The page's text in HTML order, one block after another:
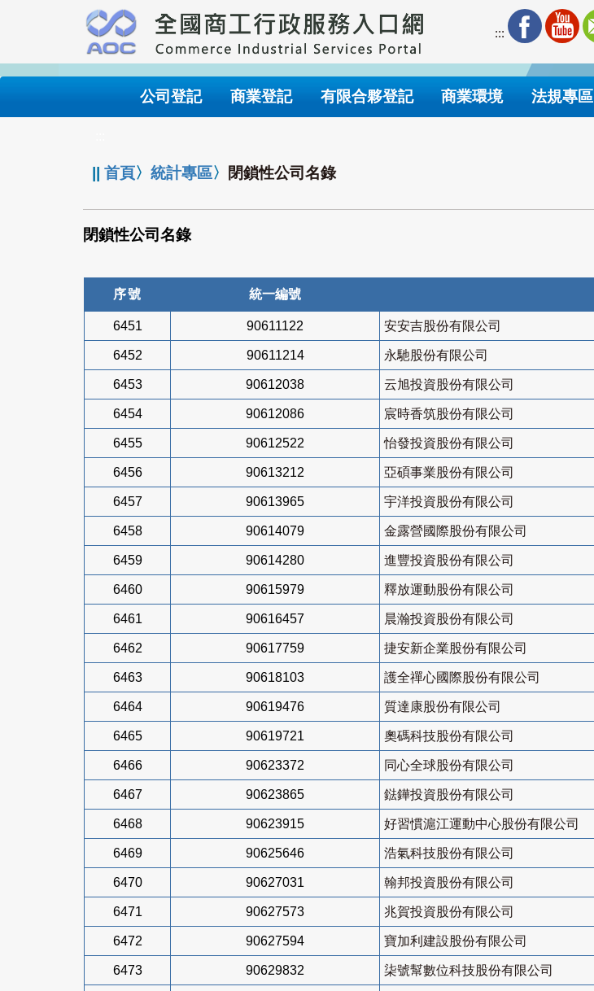
要
內
:::
公司登記 商業登記 有限合夥登記 商業環境 法規專區
||首頁〉統計專區〉 閉鎖性公司名錄
閉鎖性公司名錄
序號 統一編號
6451 90611122 安安吉股份有限公司
6452 90611214 永馳股份有限公司
6453 90612038 云旭投資股份有限公司
6454 90612086 宸時香筑股份有限公司
6455 90612522 怡發投資股份有限公司
6456 90613212 亞碩事業股份有限公司
6457 90613965 宇洋投資股份有限公司
6458 90614079 金露營國際股份有限公司
6459 90614280 進豐投資股份有限公司
6460 90615979 釋放運動股份有限公司
6461 90616457 晨瀚投資股份有限公司
6462 90617759 捷安新企業股份有限公司
6463 90618103 護全禪心國際股份有限公司
6464 90619476 質達康股份有限公司
6465 90619721 奧碼科技股份有限公司
6466 90623372 同心全球股份有限公司
6467 90623865 鍅鏵投資股份有限公司
6468 90623915 好習慣滬江運動中心股份有限公司
6469 90625646 浩氣科技股份有限公司
6470 90627031 翰邦投資股份有限公司
6471 90627573 兆賀投資股份有限公司
6472 90627594 寶加利建設股份有限公司
6473 90629832 柒號幫數位科技股份有限公司